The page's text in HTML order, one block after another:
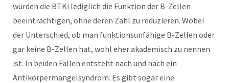
würden die BTKi lediglich die Funktion der B-Zellen
beeinträchtigen, ohne deren Zahl zu reduzieren. Wobei
der Unterschied, ob man funktionsunfähige B-Zellen oder
gar keine B-Zellen hat, wohl eher akademisch zu nennen
ist. In beiden Fällen entsteht nach und nach ein
Antikörpermangelsyndrom. Es gibt sogar eine